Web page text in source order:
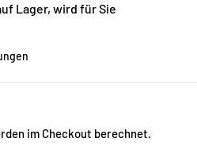
Lager, wird für Sie
im Checkout berechnet.